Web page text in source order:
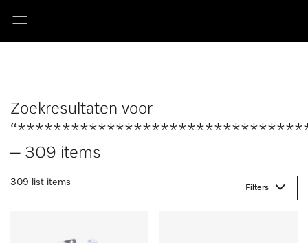
Zoekresultaten voor
– 309 items
309 list items
Filters